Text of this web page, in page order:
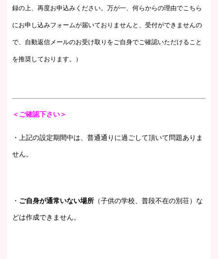
録の上、再度お申込みください。万が一、何らからの理由でこちら
にお申し込みフォームが届いておりませんと、受付ができませんの
で、自動返信メールのお受け取りをご自身でご確認いただけること
を推奨しております。）
＜ご確認下さい＞
・上記の設定期間中は、普通通りに過ごして頂いて問題ありま
せん。
・ ご自身が通常いない場所 （子供の学校、普段不在の別荘）な
どは作成できません。